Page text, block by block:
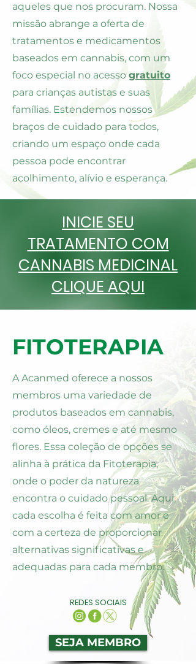
aqueles que nos procuram. Nossa
missão abrange a oferta de
tratamentos e medicamentos
baseados em cannabis, com um
foco especial no acesso gratuito
para crianças autistas e suas
famílias. Estendemos nossos
braços de cuidado para todos,
criando um espaço onde cada
pessoa pode encontrar
acolhimento, alívio e esperança.
INICIE SEU
TRATAMENTO COM
CANNABIS MEDICINAL
CLIQUE AQUI
FITOTERAPIA
A Acanmed oferece a nossos
membros uma variedade de
produtos baseados em cannabis,
como óleos, cremes e até mesmo
flores. Essa coleção de opções se
alinha à prática da Fitoterapia,
onde o poder da natureza
encontra o cuidado pessoal. Aqui,
cada escolha é feita com amor e
com a certeza de proporcionar
alternativas significativas e
adequadas para cada membro.
REDES SOCIAIS
SEJA MEMBRO